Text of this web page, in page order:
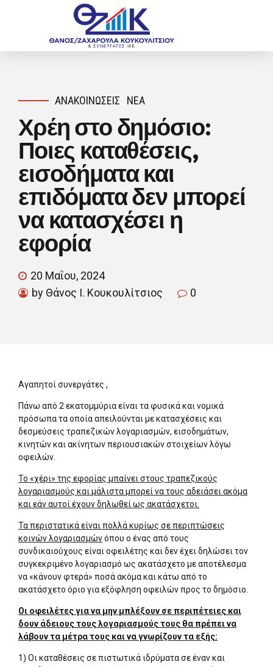
ΑΝΑΚΟΙΝΏΣΕΙΣ ΝΈΑ
Χρέη στο δημόσιο:
Ποιες καταθέσεις,
εισοδήματα και
επιδόματα δεν μπορεί
να κατασχέσει η
εφορία
20 Μαΐου, 2024
by Θάνος Ι. Κουκουλίτσιος
0
Αγαπητοί συνεργάτες ,
Πάνω από 2 εκατομμύρια είναι τα φυσικά και νομικά
πρόσωπα τα οποία απειλούνται με κατασχέσεις και
δεσμεύσεις τραπεζικών λογαριασμών, εισοδημάτων,
κινητών και ακίνητων περιουσιακών στοιχείων λόγω
οφειλών.
Το «χέρι» της εφορίας μπαίνει στους τραπεζικούς
λογαριασμούς και μάλιστα μπορεί να τους αδειάσει ακόμα
και εάν αυτοί έχουν δηλωθεί ως ακατάσχετοι.
Τα περιστατικά είναι πολλά κυρίως σε περιπτώσεις
κοινών λογαριασμώνόπου ο ένας από τους
συνδικαιούχους είναι οφειλέτης και δεν έχει δηλώσει τον
συγκεκριμένο λογαριασμό ως ακατάσχετο με αποτέλεσμα
να «κάνουν φτερά» ποσά ακόμα και κάτω από το
ακατάσχετο όριο για εξόφληση οφειλών προς το δημόσιο.
Οι οφειλέτες για να μην μπλέξουν σε περιπέτειες και
δουν άδειους τους λογαριασμούς τους θα πρέπει να
λάβουν τα μέτρα τους και να γνωρίζουν τα εξής:
1) Οι καταθέσεις σε πιστωτικά ιδρύματα σε έναν και